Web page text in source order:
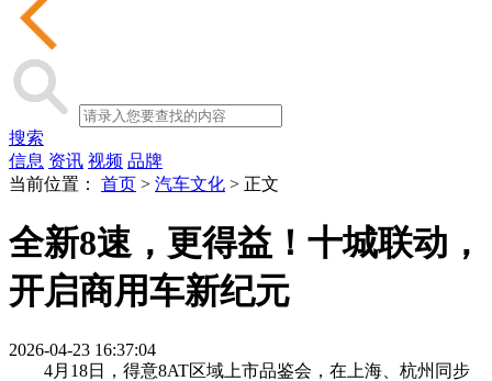
搜索
信息 资讯 视频 品牌
当前位置： 首页 > 汽车文化 > 正文
全新8速，更得益！十城联动，
开启商用车新纪元
2026-04-23 16:37:04
4月18日，得意8AT区域上市品鉴会，在上海、杭州同步